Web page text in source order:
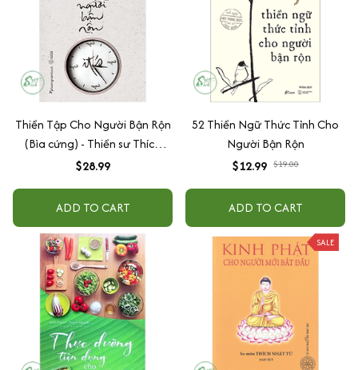
Thiền Tập Cho Người Bận Rộn
(Bìa cứng) - Thiền sư Thích
Nhất Hạnh
$28.99
ADD TO CART
52 Thiền Ngữ Thức Tỉnh Cho
Người Bận Rộn
$12.99 $19.00
ADD TO CART
SALE